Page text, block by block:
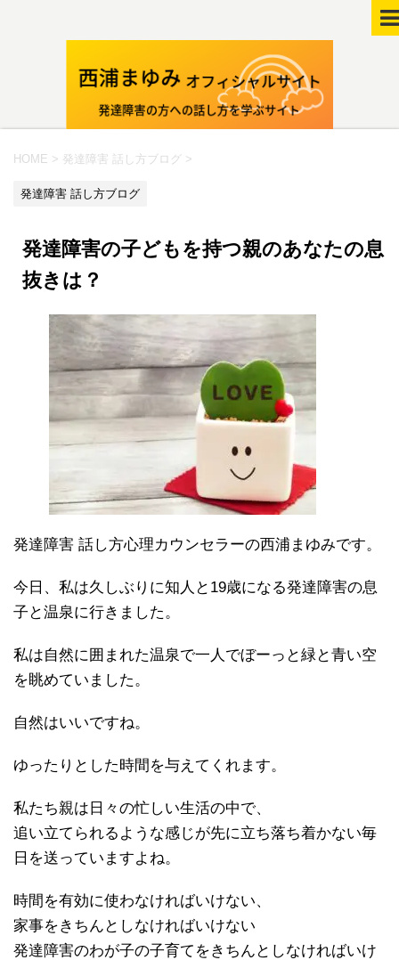
HOME > 発達障害 話し方ブログ >
発達障害 話し方ブログ
発達障害の子どもを持つ親のあなたの息
抜きは？
発達障害 話し方心理カウンセラーの西浦まゆみです。
今日、私は久しぶりに知人と19歳になる発達障害の息
子と温泉に行きました。
私は自然に囲まれた温泉で一人でぼーっと緑と青い空
を眺めていました。
自然はいいですね。
ゆったりとした時間を与えてくれます。
私たち親は日々の忙しい生活の中で、
追い立てられるような感じが先に立ち落ち着かない毎
日を送っていますよね。
時間を有効に使わなければいけない、
家事をきちんとしなければいけない
発達障害のわが子の子育てをきちんとしなければいけ